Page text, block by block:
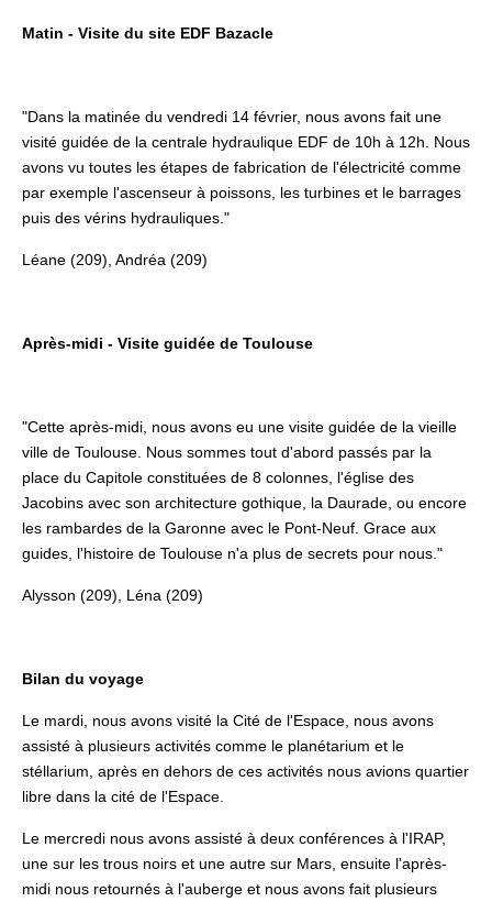
Matin - Visite du site EDF Bazacle
"Dans la matinée du vendredi 14 février, nous avons fait une
visité guidée de la centrale hydraulique EDF de 10h à 12h. Nous
avons vu toutes les étapes de fabrication de l'électricité comme
par exemple l'ascenseur à poissons, les turbines et le barrages
puis des vérins hydrauliques."
Léane (209), Andréa (209)
Après-midi - Visite guidée de Toulouse
"Cette après-midi, nous avons eu une visite guidée de la vieille
ville de Toulouse. Nous sommes tout d'abord passés par la
place du Capitole constituées de 8 colonnes, l'église des
Jacobins avec son architecture gothique, la Daurade, ou encore
les rambardes de la Garonne avec le Pont-Neuf. Grace aux
guides, l'histoire de Toulouse n'a plus de secrets pour nous."
Alysson (209), Léna (209)
Bilan du voyage
Le mardi, nous avons visité la Cité de l'Espace, nous avons
assisté à plusieurs activités comme le planétarium et le
stéllarium, après en dehors de ces activités nous avions quartier
libre dans la cité de l'Espace.
Le mercredi nous avons assisté à deux conférences à l'IRAP,
une sur les trous noirs et une autre sur Mars, ensuite l'après-
midi nous retournés à l'auberge et nous avons fait plusieurs